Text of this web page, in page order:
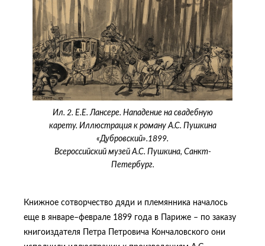
Ил. 2. Е.Е. Лансере. Нападение на свадебную
карету. Иллюстрация к роману А.С. Пушкина
«Дубровский».1899.
Всероссийский музей А.С. Пушкина, Санкт-
Петербург.
Книжное сотворчество дяди и племянника началось
еще в январе–феврале 1899 года в Париже – по заказу
книгоиздателя Петра Петровича Кончаловского они